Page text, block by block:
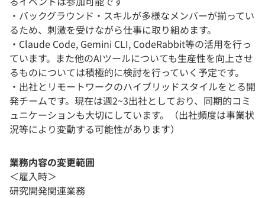
・バックグラウンド・スキルが多様なメンバーが揃ってい
るため、刺激を受けながら仕事に取り組めます。
・Claude Code, Gemini CLI, CodeRabbit等の活用を行っ
ています。また他のAIツールについても生産性を向上させ
るものについては積極的に検討を行っていく予定です。
・出社とリモートワークのハイブリッドスタイルをとる開
発チームです。現在は週2~3出社としており、同期的コミ
ュニケーションも大切にしています。（出社頻度は事業状
況等により変動する可能性があります）
業務内容の変更範囲
＜雇入時＞
研究開発関連業務